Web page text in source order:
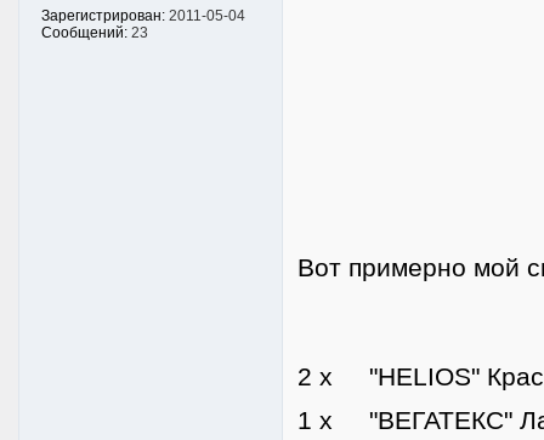
Зарегистрирован: 2011-05-04
Сообщений: 23
Вот примерно мой
2 x "HELIOS"
1 x "ВЕГАТЕКС"